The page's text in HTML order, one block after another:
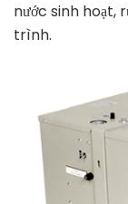
nước sinh hoạt,
trình.